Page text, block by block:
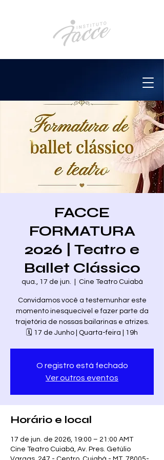
FACCE
FORMATURA
2026 | Teatro e
Ballet Clássico
qua., 17 de jun. Cine Teatro Cuiabá
Convidamos você a testemunhar este
momento inesquecível e fazer parte da
trajetória de nossas bailarinas e atrizes.
🗓️ 17 de Junho | Quarta-feira | 19h
O registro está fechado
Ver outros eventos
Horário e local
17 de jun. de 2026, 19:00 – 21:00 AMT
Cine Teatro Cuiabá, Av. Pres. Getúlio